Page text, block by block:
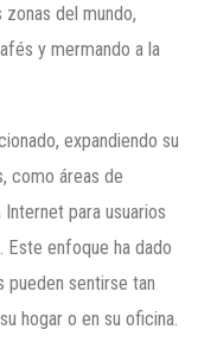
zonas del mundo,
y mermando a la
expandiendo su
como áreas de
para usuarios
enfoque ha dado
pueden sentirse tan
hogar o en su oficina.